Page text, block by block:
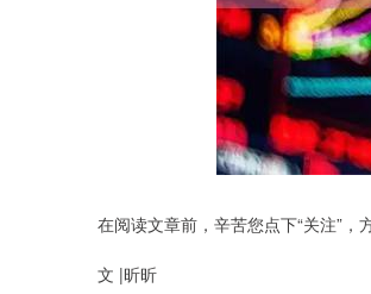
在阅读文章前，辛苦您点下“关注”
文 |昕昕